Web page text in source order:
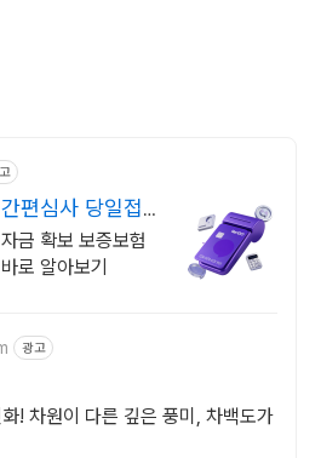
편심사 당일접
금 확보 보증보험
로 알아보기
광고
! 차원이 다른 깊은 풍미, 차백도가